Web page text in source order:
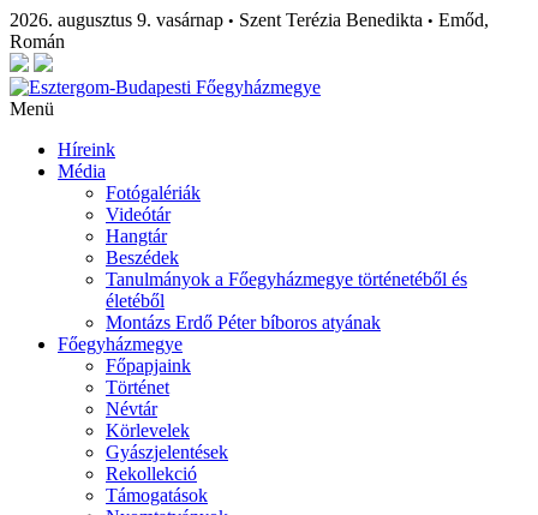
2026. augusztus 9. vasárnap • Szent Terézia Benedikta • Emőd,
Román
Menü
Híreink
Média
Fotógalériák
Videótár
Hangtár
Beszédek
Tanulmányok a Főegyházmegye történetéből és
életéből
Montázs Erdő Péter bíboros atyának
Főegyházmegye
Főpapjaink
Történet
Névtár
Körlevelek
Gyászjelentések
Rekollekció
Támogatások